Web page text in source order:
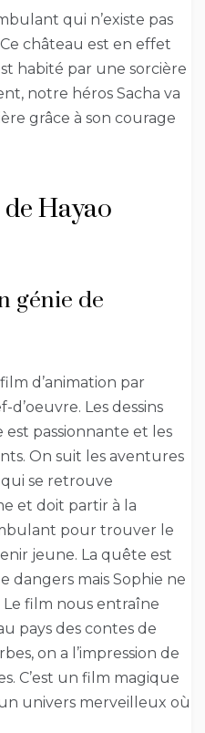
qui n’existe pas
château est en effet
habité par une sorcière
notre héros Sacha va
grâce à son courage
Hayao
génie de
d’animation par
d’oeuvre. Les dessins
est passionnante et les
On suit les aventures
se retrouve
et doit partir à la
pour trouver le
jeune. La quête est
dangers mais Sophie ne
Le film nous entraîne
pays des contes de
on a l’impression de
C’est un film magique
univers merveilleux où